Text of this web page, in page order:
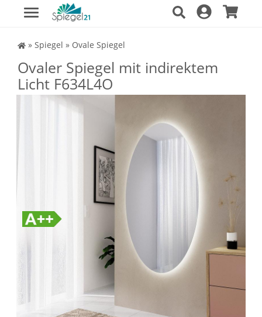
Spiegel Shop
» Spiegel » Ovale Spiegel
Ovaler Spiegel mit indirektem
Licht F634L4O